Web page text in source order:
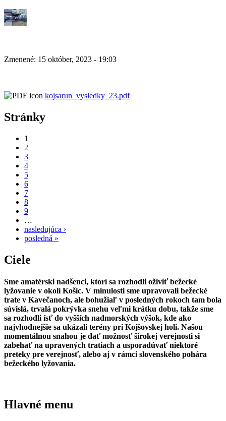
Zmenené: 15 október, 2023 - 19:03
kojsarun_vysledky_23.pdf
Stránky
1
2
3
4
5
6
7
8
9
…
nasledujúca ›
posledná »
Ciele
Sme amatérski nadšenci, ktorí sa rozhodli oživiť bežecké
lyžovanie v okolí Košíc. V minulosti sme upravovali bežecké
trate v Kavečanoch, ale bohužiaľ v posledných rokoch tam bola
súvislá, trvalá pokrývka snehu veľmi krátku dobu, takže sme
sa rozhodli ísť do vyšších nadmorských výšok, kde ako
najvhodnejšie sa ukázali terény pri Kojšovskej holi. Našou
momentálnou snahou je dať možnosť širokej verejnosti si
zabehať na upravených tratiach a usporadúvať niektoré
preteky pre verejnosť, alebo aj v rámci slovenského pohára
bežeckého lyžovania.
Hlavné menu